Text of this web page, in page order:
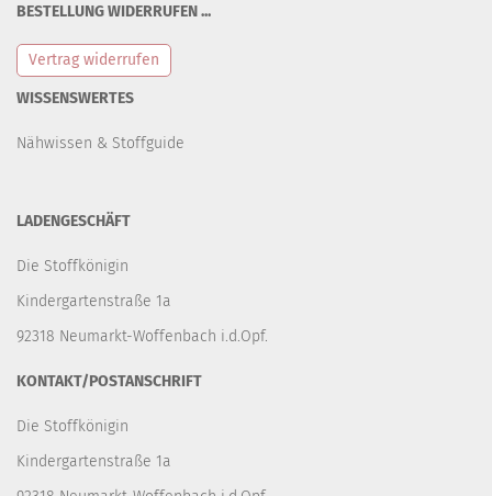
BESTELLUNG WIDERRUFEN ...
Vertrag widerrufen
WISSENSWERTES
Nähwissen & Stoffguide
LADENGESCHÄFT
Die Stoffkönigin
Kindergartenstraße 1a
92318 Neumarkt-Woffenbach i.d.Opf.
KONTAKT/POSTANSCHRIFT
Die Stoffkönigin
Kindergartenstraße 1a